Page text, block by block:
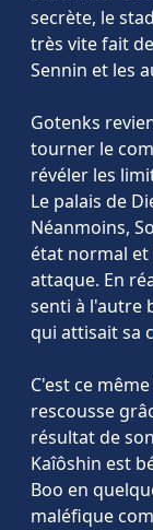
secrète, le
très vite fait
Sennin et les
Gotenks
tourner le
révéler les
Le palais de
Néanmoins,
état normal et
attaque. En
senti à l'autre
qui attisait sa
C'est ce
rescousse
résultat de
Kaîôshin est
Boo en
maléfique